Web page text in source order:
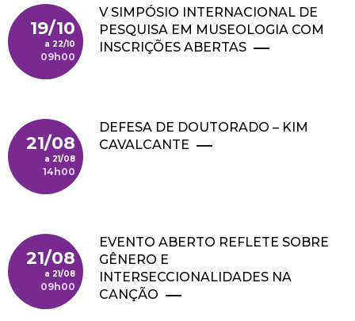
19/10
22/10
09h00
V SIMPÓSIO INTERNACIONAL DE
PESQUISA EM MUSEOLOGIA COM
INSCRIÇÕES ABERTAS
21/08
21/08
14h00
DEFESA DE DOUTORADO – KIM
CAVALCANTE
21/08
21/08
09h00
EVENTO ABERTO REFLETE SOBRE
GÊNERO E
INTERSECCIONALIDADES NA
CANÇÃO